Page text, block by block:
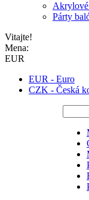
Párty
Vitajte!
Mena:
EUR
EUR - Euro
CZK - Česká